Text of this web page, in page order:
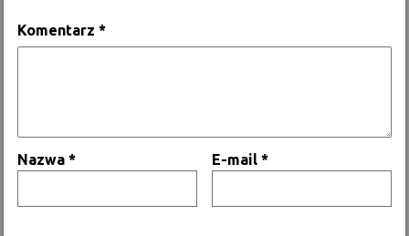
Komentarz*
Nazwa* E-mail*